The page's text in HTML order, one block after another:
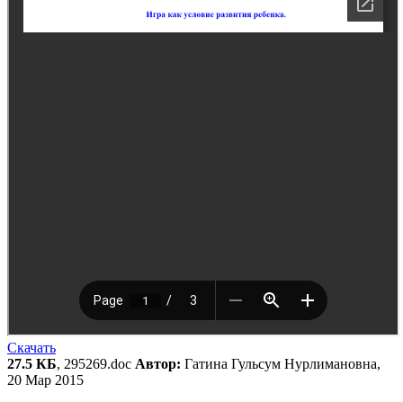
Скачать
27.5 КБ, 295269.doc Автор: Гатина Гульсум Нурлимановна,
20 Мар 2015